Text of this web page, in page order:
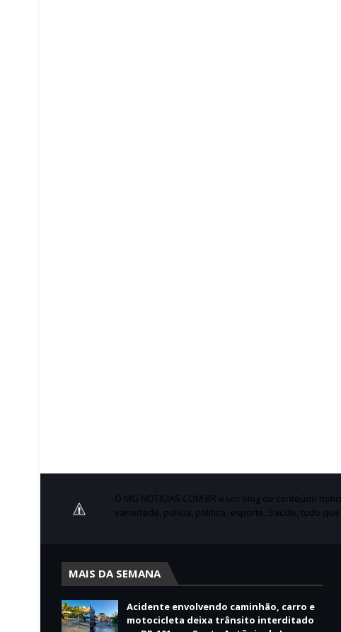
O MG NOTICIAS.COM.BR é um blog de conteúdo
variedade, polícia, política, esporte, Saúde, tudo
MAIS DA SEMANA
Acidente envolvendo caminhão, carro e
motocicleta deixa trânsito interditado